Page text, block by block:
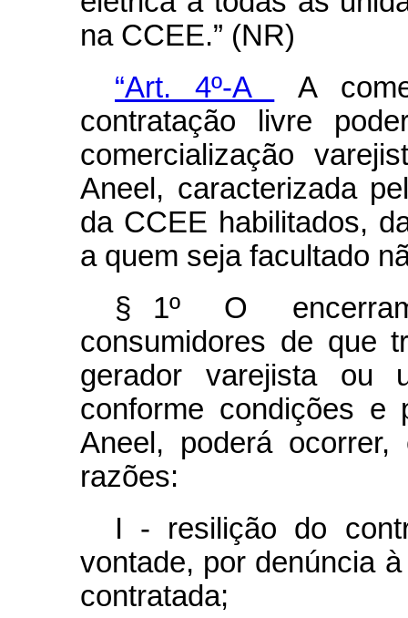
na CCEE.” (NR)
“Art. 4º-A
A
contratação livre
comercialização
Aneel, caracterizada
da CCEE habilitados,
a quem seja facultado
§ 1º O
consumidores de que
gerador varejista ou
conforme condições e
Aneel, poderá
razões:
I - resilição do
vontade, por denúncia
contratada;